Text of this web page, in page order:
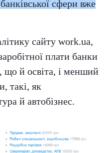
сфери вже
сайту work.ua,
плати банки
що й освіта, і менший
такі, як
й автобізнес.